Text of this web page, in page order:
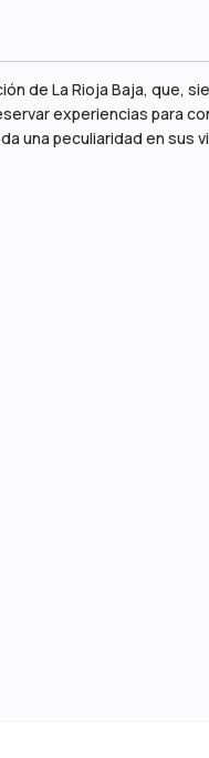
de La Rioja Baja, que,
experiencias para
una peculiaridad en sus